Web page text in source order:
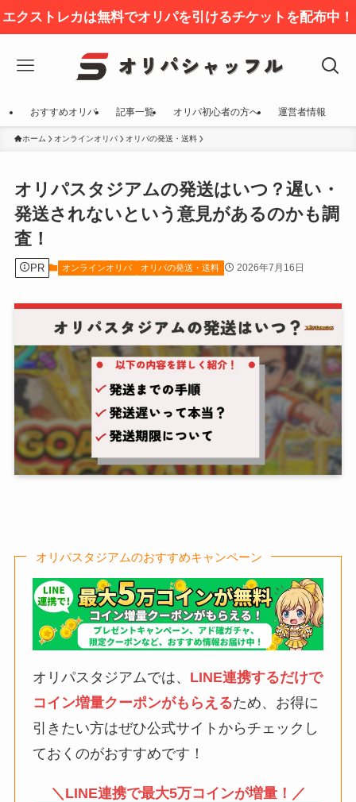
エクストレカは無料でオリパを引けるチケットを配布中！
おすすめオリパ 記事一覧 オリパ初心者の方へ 運営者情報
ホーム オンラインオリパ オリパの発送・送料
オリパスタジアムの発送はいつ？遅い・
発送されないという意見があるのかも調
査！
PR オンラインオリパ オリパの発送・送料 2026年7月16日
オリパスタジアムのおすすめキャンペーン
オリパスタジアムでは、 LINE連携するだけで
コイン増量クーポンがもらえるため、お得に
引きたい方はぜひ公式サイトからチェックし
ておくのがおすすめです！
＼LINE連携で最大5万コインが増量！／